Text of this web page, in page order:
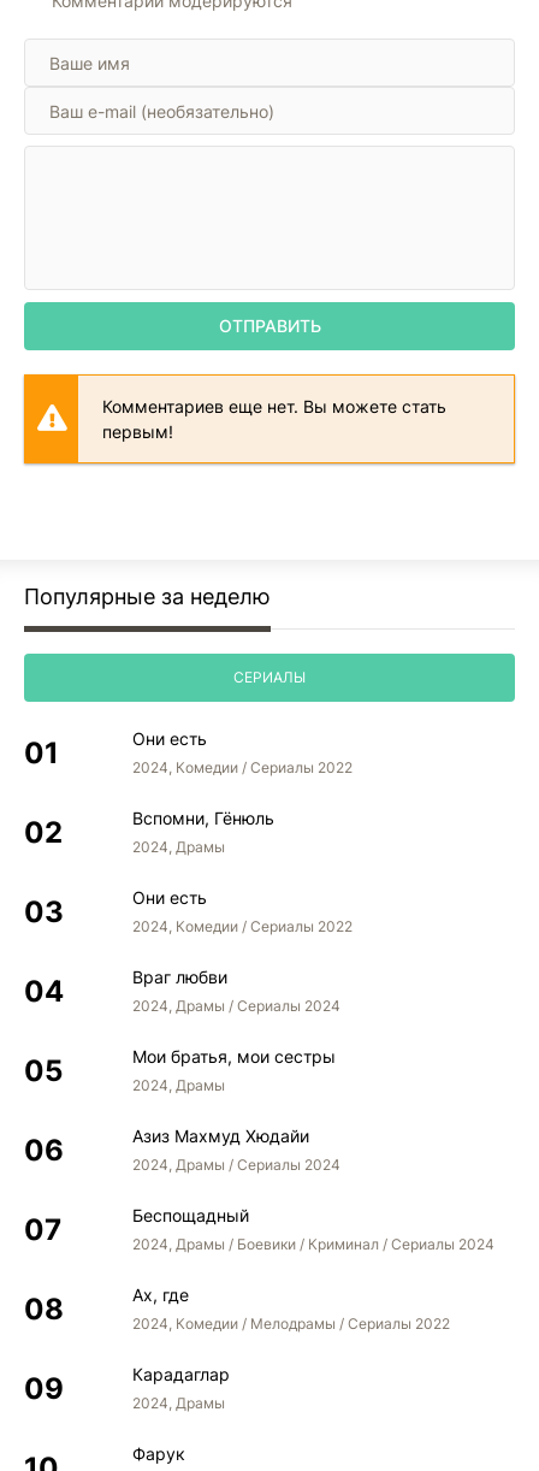
ОТПРАВИТЬ
Комментариев еще нет. Вы можете стать
первым!
Популярные за неделю
СЕРИАЛЫ
Они есть
2024, Комедии / Сериалы 2022
Вспомни, Гёнюль
2024, Драмы
Они есть
2024, Комедии / Сериалы 2022
Враг любви
2024, Драмы / Сериалы 2024
Мои братья, мои сестры
2024, Драмы
Азиз Махмуд Хюдайи
2024, Драмы / Сериалы 2024
Беспощадный
2024, Драмы / Боевики / Криминал / Сериалы 2024
Ах, где
2024, Комедии / Мелодрамы / Сериалы 2022
Карадаглар
2024, Драмы
Фарук